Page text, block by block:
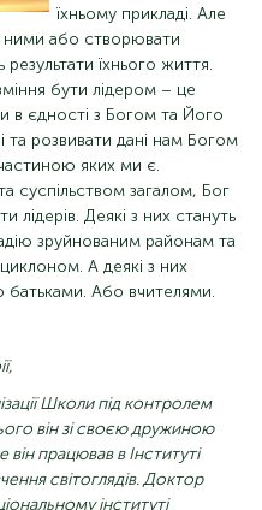
їхньому прикладі. Але
або створювати
їхнього життя.
бути лідером – це
в єдності з Богом та Його
та розвивати дані нам Богом
яких ми є.
загалом, Бог
Деякі з них стануть
зруйнованим районам та
А деякі з них
батьками. Або вчителями.
Школи під контролем
він зі своєю дружиною
працював в Інституті
світоглядів. Доктор
інституті